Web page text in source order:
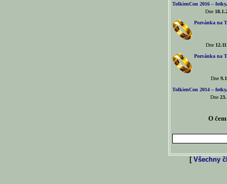
TolkienCon 2016 –
Dne
Pozvánka na
Dne
Pozvánka na
Dne
TolkienCon 2014 –
Dne
O
[ Všechny